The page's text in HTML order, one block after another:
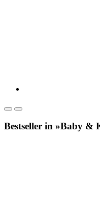
Bestseller in »Baby &